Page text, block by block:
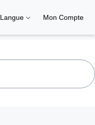
Langue Mon Compte